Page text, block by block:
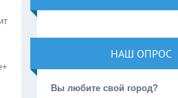
НАШ ОПРОС
Вы любите свой город?